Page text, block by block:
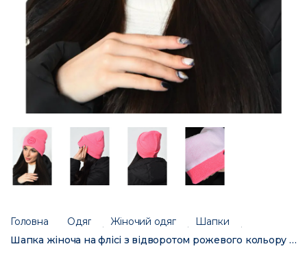
Головна Одяг Жіночий одяг
Шапки
Шапка жіноча на флісі з відворотом рожевого кольору 170488C